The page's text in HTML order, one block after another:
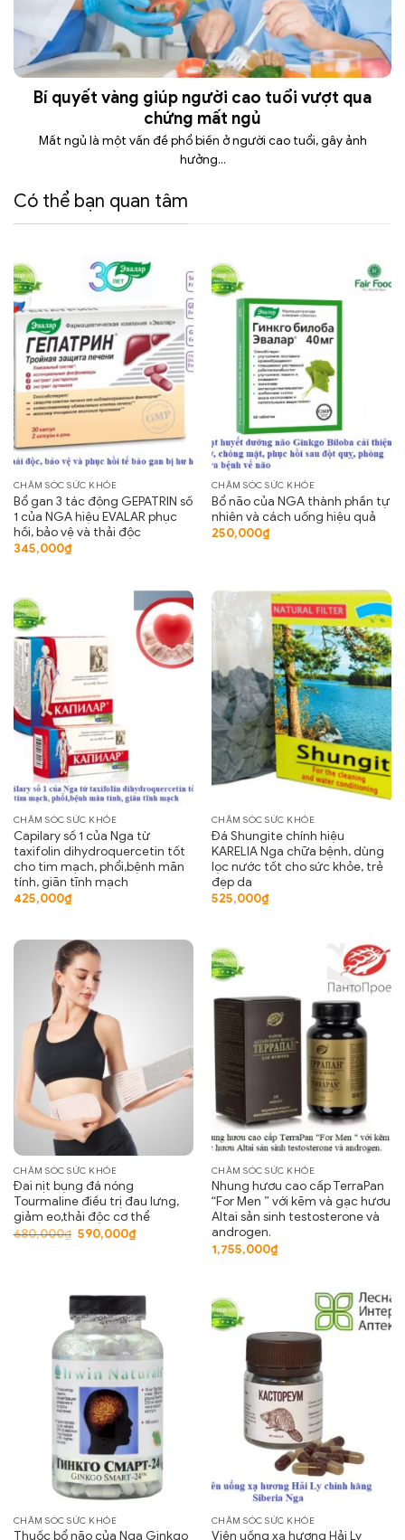
Bí quyết vàng giúp người cao tuổi vượt qua
chứng mất ngủ
Mất ngủ là một vấn đề phổ biến ở người cao tuổi, gây ảnh
hưởng...
Có thể bạn quan tâm
CHĂM SÓC SỨC KHỎE
Bổ gan 3 tác động GEPATRIN số
1 của NGA hiệu EVALAR phục
hồi, bảo vệ và thải độc
345,000₫
CHĂM SÓC SỨC KHỎE
Bổ não của NGA thành phần tự
nhiên và cách uống hiệu quả
250,000₫
CHĂM SÓC SỨC KHỎE
Capilary số 1 của Nga từ
taxifolin dihydroquercetin tốt
cho tim mạch, phổi,bệnh mãn
tính, giãn tĩnh mạch
425,000₫
CHĂM SÓC SỨC KHỎE
Đá Shungite chính hiệu
KARELIA Nga chữa bệnh, dùng
lọc nước tốt cho sức khỏe, trẻ
đẹp da
525,000₫
CHĂM SÓC SỨC KHỎE
Đai nịt bụng đá nóng
Tourmaline điều trị đau lưng,
giảm eo,thải độc cơ thể
680,000₫ Giá
590,000₫Giá
hiện
CHĂM SÓC SỨC KHỎE
Nhung hươu cao cấp TerraPan
“For Men ” với kẽm và gạc hươu
Altai sản sinh testosterone và
androgen.
1,755,000₫
CHĂM SÓC SỨC KHỎE
Thuốc bổ não của Nga Ginkgo
CHĂM SÓC SỨC KHỎE
Viên uống xạ hương Hải Ly